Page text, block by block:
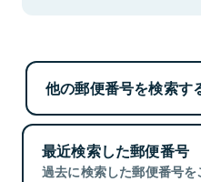
他の郵便番号を検索す
最近検索した郵便番号
過去に検索した郵便番号を